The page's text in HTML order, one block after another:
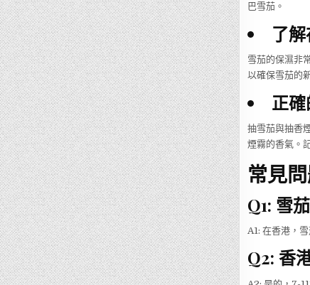
巴雪茄。
了
雪茄的保濕非
以確保雪茄的
正
抽雪茄與抽香
煙霧的香氣。
常見問
Q1: 雪
A1: 在香港，
Q2: 香